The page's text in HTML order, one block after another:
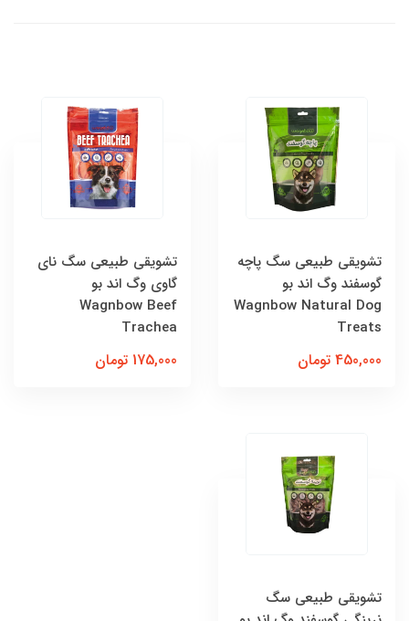
تشویقی طبیعی سگ پاچه
گوسفند وگ اند بو
Wagnbow Natural Dog
Treats
450,000 تومان
تشویقی طبیعی سگ نای
گاوی وگ اند بو
Wagnbow Beef
Trachea
175,000 تومان
تشویقی طبیعی سگ